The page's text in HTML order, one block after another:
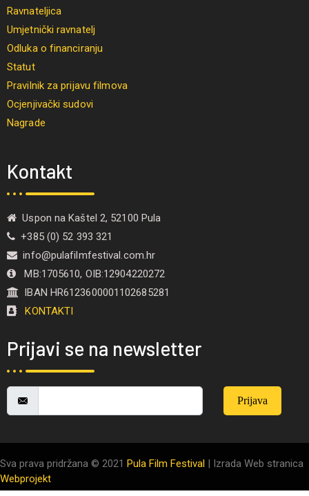
Ravnateljica
Umjetnički ravnatelj
Odluka o financiranju
Statut
Pravilnik za prijavu filmova
Ocjenjivački sudovi
Nagrade
Kontakt
Uspon na Kaštel 2, 52100 Pula
+385 (0) 52 393 321
info@pulafilmfestival.com.hr
MB:1705610, OIB:12904220272
IBAN HR6123600001102685281
KONTAKTI
Prijavi se na newsletter
Prijava
Sva prava pridržana © 2021 Pula Film Festival | Izrada Web stranica
Webprojekt